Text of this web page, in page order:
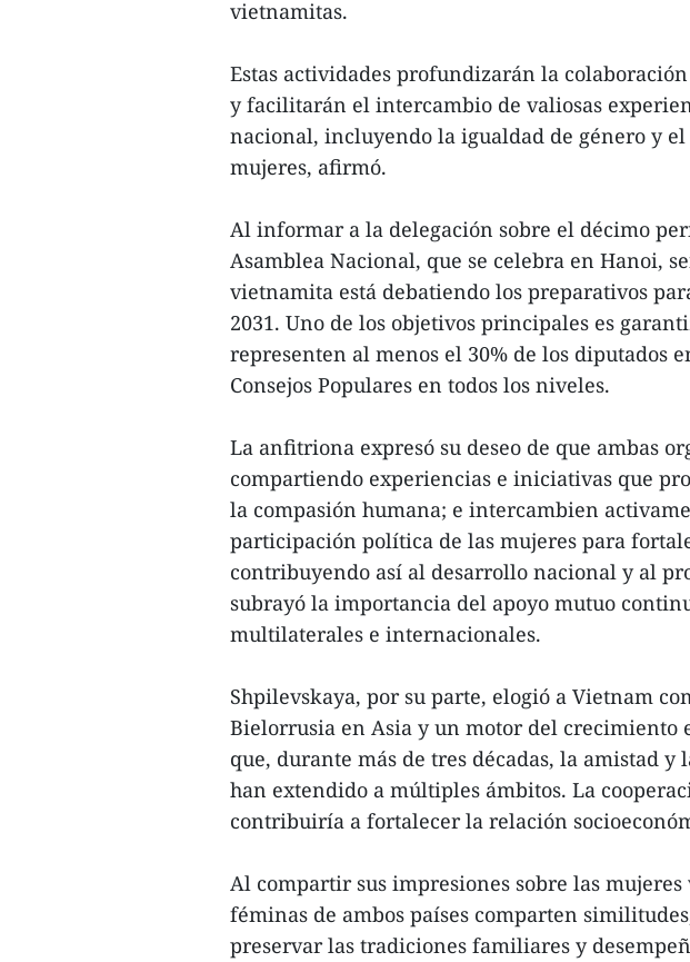
vietnamitas.
Estas actividades profundizarán la
y facilitarán el intercambio de valiosas
nacional, incluyendo la igualdad de género y
mujeres, afirmó.
Al informar a la delegación sobre el décimo
Asamblea Nacional, que se celebra en Hanoi,
vietnamita está debatiendo los preparativos
2031. Uno de los objetivos principales es
representen al menos el 30% de los diputados
Consejos Populares en todos los niveles.
La anfitriona expresó su deseo de que ambas
compartiendo experiencias e iniciativas que
la compasión humana; e intercambien
participación política de las mujeres para
contribuyendo así al desarrollo nacional y al
subrayó la importancia del apoyo mutuo
multilaterales e internacionales.
Shpilevskaya, por su parte, elogió a Vietnam
Bielorrusia en Asia y un motor del crecimiento
que, durante más de tres décadas, la amistad y
han extendido a múltiples ámbitos. La
contribuiría a fortalecer la relación
Al compartir sus impresiones sobre las
féminas de ambos países comparten
preservar las tradiciones familiares y